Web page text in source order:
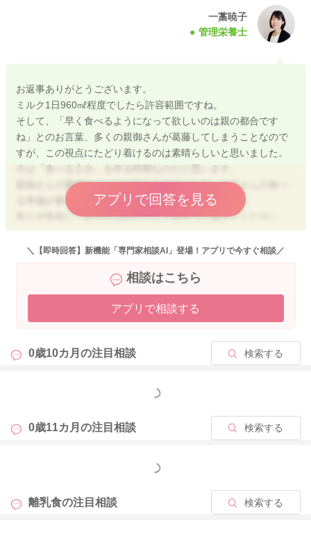
最初は手で触らせてみる、投げてもＯＫ落としてもＯＫ、これ
をおいしそうに食べてみせて、『食事＝楽しい時間』という気
持ちになってくると、自然と「食べてみようかな」となるかと
思います。
用意する量も小皿に少しなど、沢山は用意しなくて大丈夫です
ポイっと投げられるときは、投げ入れる用のボウルなどを用意
して「ここにポイしてね」とするとストレスも軽減します。
②ミルクの飲ませ方を少し変えてみる
ミルク→少し時間をおいて→離乳食
という流れにするだけで、お腹が満たされて食事への拒否が和
量もゆっくり240→220→200とゆっくり減らしていけると良い
③ミルクを使用した離乳食メニューを試してみる
ミルクが好きなお子さんは、ミルク粥やミルクスープ、ミルク
プリンなどミルク味のメニューを好んで食べやすいです。
ね。
一藁暁子
管理栄養士
お返事ありがとうございます。
ミルク1日960㎖程度でしたら許容範囲ですね。
そして、「早く食べるようになって欲しいのは親の都合です
ね」とのお言葉、多くの親御さんが葛藤してしまうことなので
すが、この視点にたどり着けるのは素晴らしいと思いました。
今は「食べる土台」を作る時期なのだと思います。
親御さんの愛情やミルクの安心を土台にして、お子さんの食べ
る準備が整ったら、一気に進むと思います。
焦らず気長に、お子さんのペースで見守ってあげてください
ね。
どうぞよろしくお願いいたします。
アプリで回答を見る
＼【即時回答】新機能「専門家相談AI」登場！アプリで今すぐ相談／
相談はこちら
アプリで相談する
0歳10カ月の注目相談 検索する
もっと見る
0歳11カ月の注目相談 検索する
もっと見る
離乳食の注目相談 検索する